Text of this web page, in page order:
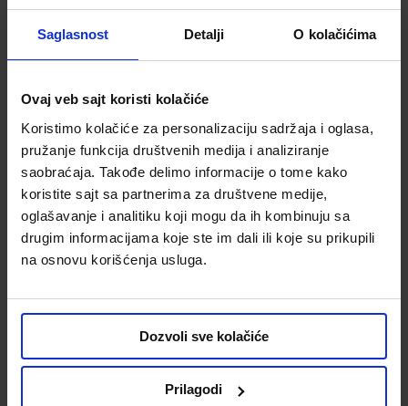
Saglasnost Detalji O kolačićima
Ovaj veb sajt koristi kolačiće
Koristimo kolačiće za personalizaciju sadržaja i oglasa,
pružanje funkcija društvenih medija i analiziranje
saobraćaja. Takođe delimo informacije o tome kako
koristite sajt sa partnerima za društvene medije,
oglašavanje i analitiku koji mogu da ih kombinuju sa
drugim informacijama koje ste im dali ili koje su prikupili
na osnovu korišćenja usluga.
Dozvoli sve kolačiće
Prilagodi
Najnoviji postovi
Avgust u Merkury by Emmezeta, pravo vreme za pametnu
Novi julski katalog u Merkury by Emmezeta Novi Sad